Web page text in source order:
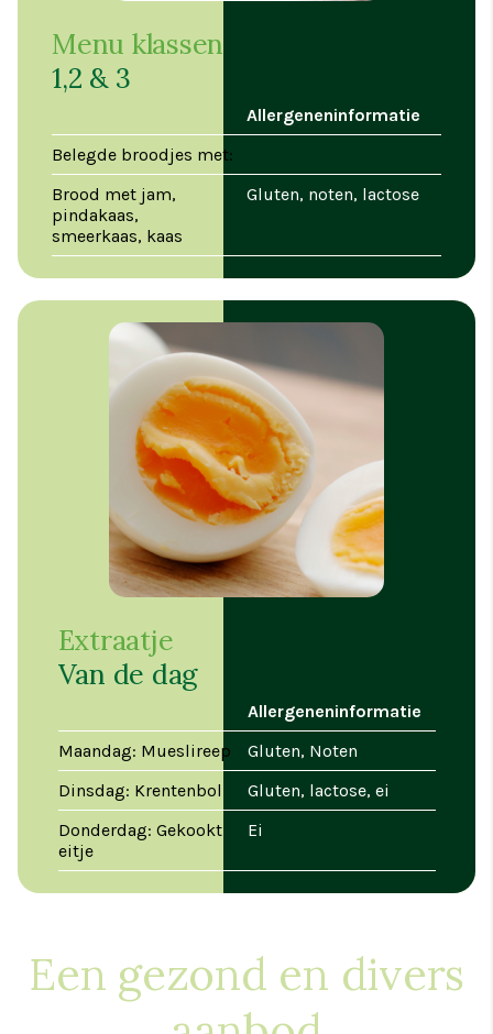
Menu klassen
1,2 & 3
Allergeneninformatie
Belegde broodjes met:
Brood met jam,
pindakaas,
smeerkaas, kaas
Gluten, noten, lactose
Extraatje
Van de dag
Allergeneninformatie
Maandag: Mueslireep
Gluten, Noten
Dinsdag: Krentenbol
Gluten, lactose, ei
Donderdag: Gekookt
eitje
Ei
Een gezond en divers